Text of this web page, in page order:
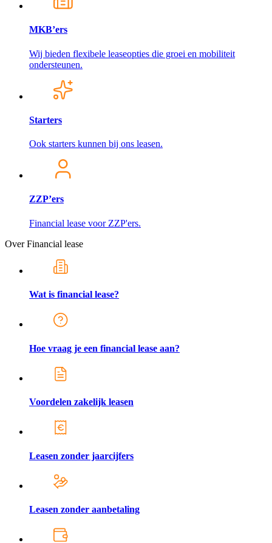
MKB’ers
Wij bieden flexibele leaseopties die groei en mobiliteit
ondersteunen.
Starters
Ook starters kunnen bij ons leasen.
ZZP’ers
Financial lease voor ZZP'ers.
Over Financial lease
Wat is financial lease?
Hoe vraag je een financial lease aan?
Voordelen zakelijk leasen
Leasen zonder jaarcijfers
Leasen zonder aanbetaling